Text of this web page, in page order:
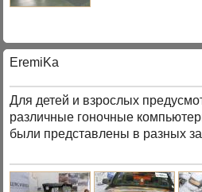
EremiKa
Для детей и взрослых
различные гоночные
были представлены в разных